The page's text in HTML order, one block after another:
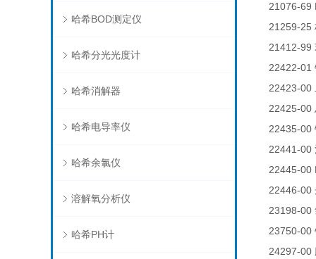
哈希BOD测定仪
哈希分光光度计
哈希消解器
哈希电导率仪
哈希余氯仪
溶解氧分析仪
哈希PH计
21076-69
21259-25
21412-99
22422-01
22423-00
22425-00
22435-00
22441-00
22445-00
22446-00
23198-00
23750-00
24297-00